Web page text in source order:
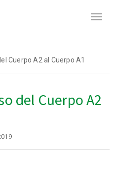
Cuerpo A2 al Cuerpo A1
del Cuerpo A2